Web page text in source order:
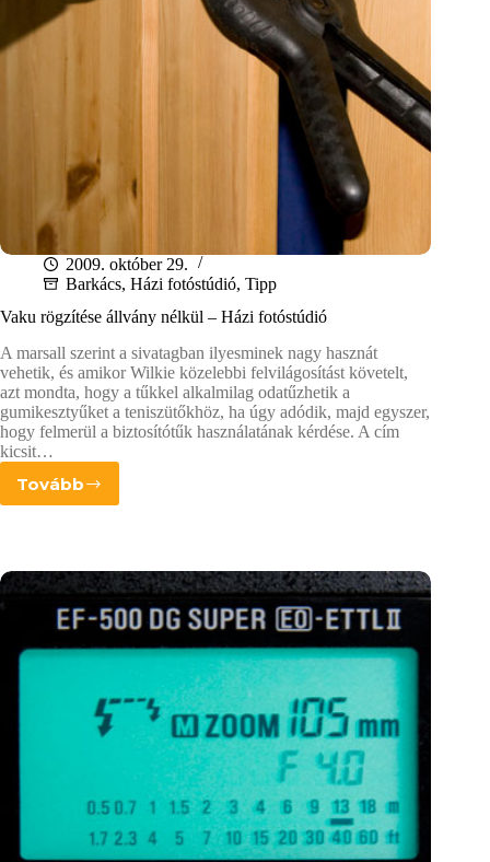
2009. október 29.
Barkács, Házi fotóstúdió, Tipp
Vaku rögzítése állvány nélkül – Házi fotóstúdió
A marsall szerint a sivatagban ilyesminek nagy hasznát
vehetik, és amikor Wilkie közelebbi felvilágosítást követelt,
azt mondta, hogy a tűkkel alkalmilag odatűzhetik a
gumikesztyűket a teniszütőkhöz, ha úgy adódik, majd egyszer,
hogy felmerül a biztosítótűk használatának kérdése. A cím
kicsit…
Tovább
Vaku
–
Házi
fotóstúdió